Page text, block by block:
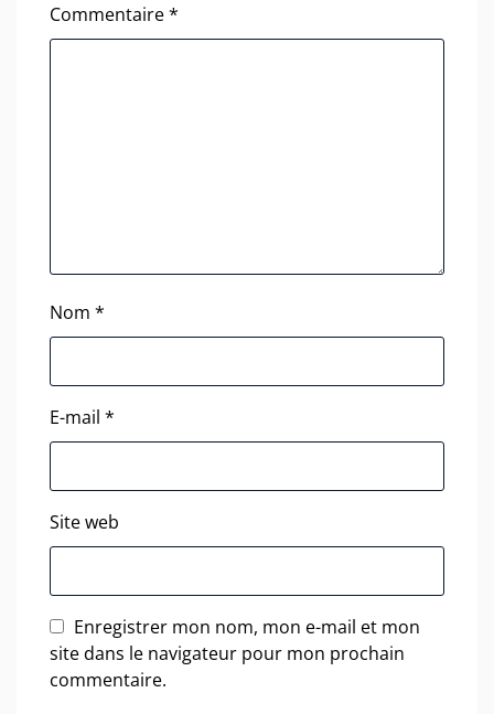
Commentaire*
Nom *
E-mail *
Site web
Enregistrer mon nom, mon e-mail et mon
site dans le navigateur pour mon prochain
commentaire.